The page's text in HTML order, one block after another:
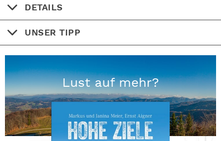
DETAILS
UNSER TIPP
Lust auf mehr?